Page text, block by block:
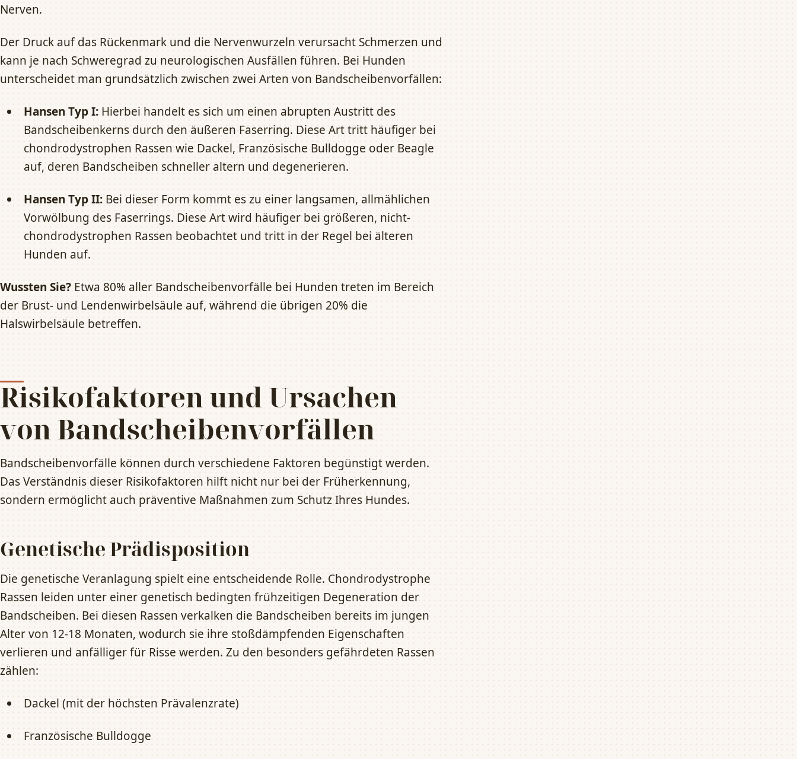
Nerven.
Der Druck auf das Rückenmark und die Nervenwurzeln verursacht Schmerzen und
kann je nach Schweregrad zu neurologischen Ausfällen führen. Bei Hunden
unterscheidet man grundsätzlich zwischen zwei Arten von Bandscheibenvorfällen:
Hansen Typ I: Hierbei handelt es sich um einen abrupten Austritt des
Bandscheibenkerns durch den äußeren Faserring. Diese Art tritt häufiger bei
chondrodystrophen Rassen wie Dackel, Französische Bulldogge oder Beagle
auf, deren Bandscheiben schneller altern und degenerieren.
Hansen Typ II: Bei dieser Form kommt es zu einer langsamen, allmählichen
Vorwölbung des Faserrings. Diese Art wird häufiger bei größeren, nicht-
chondrodystrophen Rassen beobachtet und tritt in der Regel bei älteren
Hunden auf.
Wussten Sie? Etwa 80% aller Bandscheibenvorfälle bei Hunden treten im Bereich
der Brust- und Lendenwirbelsäule auf, während die übrigen 20% die
Halswirbelsäule betreffen.
Risikofaktoren und Ursachen
von Bandscheibenvorfällen
Bandscheibenvorfälle können durch verschiedene Faktoren begünstigt werden.
Das Verständnis dieser Risikofaktoren hilft nicht nur bei der Früherkennung,
sondern ermöglicht auch präventive Maßnahmen zum Schutz Ihres Hundes.
Genetische Prädisposition
Die genetische Veranlagung spielt eine entscheidende Rolle. Chondrodystrophe
Rassen leiden unter einer genetisch bedingten frühzeitigen Degeneration der
Bandscheiben. Bei diesen Rassen verkalken die Bandscheiben bereits im jungen
Alter von 12-18 Monaten, wodurch sie ihre stoßdämpfenden Eigenschaften
verlieren und anfälliger für Risse werden. Zu den besonders gefährdeten Rassen
zählen:
Dackel (mit der höchsten Prävalenzrate)
Französische Bulldogge